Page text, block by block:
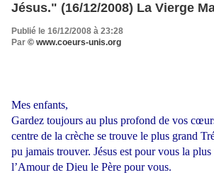
Jésus." (16/12/2008) La Vierge
Publié le 16/12/2008 à 23:28
Par © www.coeurs-unis.org
Mes enfants,
Gardez toujours au plus profond de vos
centre de la crèche se trouve le plus grand
pu jamais trouver. Jésus est pour vous la
l’Amour de Dieu le Père pour vous.